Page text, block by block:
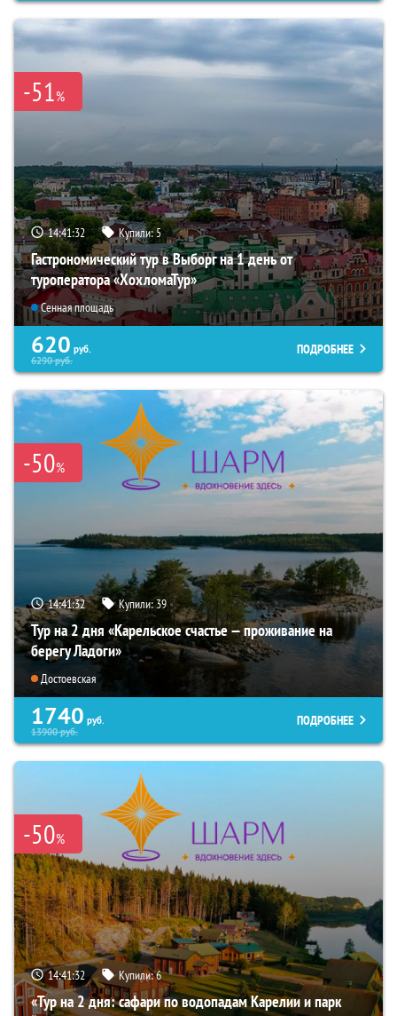
-51%
14:41:31 Купили:5
Гастрономический тур в Выборг на 1 день от
туроператора «ХохломаТур»
Сенная площадь
620 руб.
6290руб.
ПОДРОБНЕЕ
-50%
14:41:31 Купили:39
Тур на 2 дня «Карельское счастье — проживание на
берегу Ладоги»
Достоевская
1740 руб.
13900руб.
ПОДРОБНЕЕ
-50%
14:41:31 Купили:6
«Тур на 2 дня: сафари по водопадам Карелии и парк